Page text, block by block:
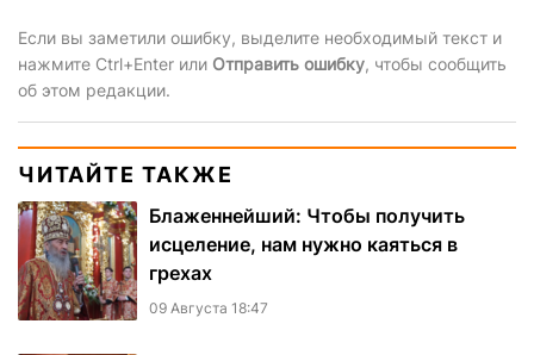
Если вы заметили ошибку, выделите необходимый текст и
нажмите Ctrl+Enter или Отправить ошибку, чтобы сообщить
об этом редакции.
ЧИТАЙТЕ ТАКЖЕ
Блаженнейший: Чтобы получить
исцеление, нам нужно каяться в
грехах
09 Августа 18:47